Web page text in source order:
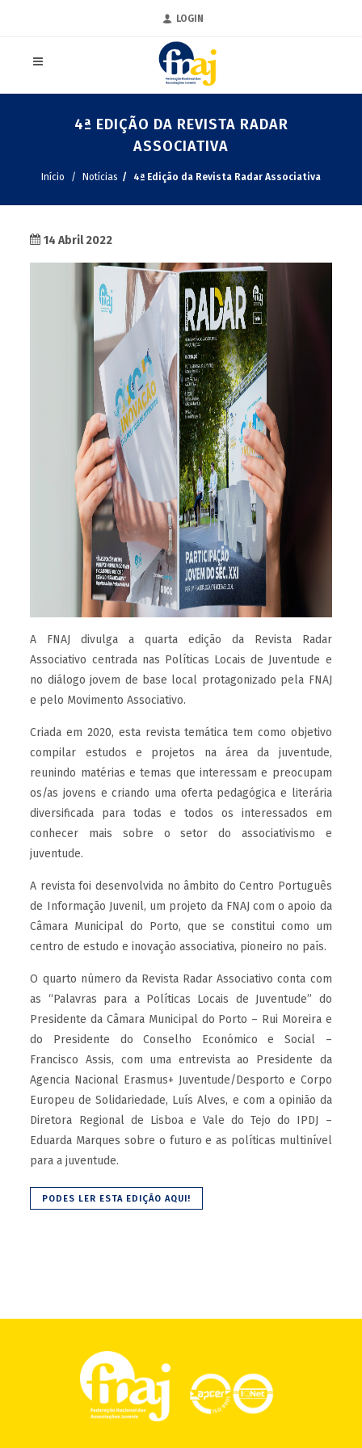
LOGIN
4ª EDIÇÃO DA REVISTA RADAR
ASSOCIATIVA
Início Notícias 4ª Edição da Revista Radar Associativa
14 Abril 2022
A FNAJ divulga a quarta edição da Revista Radar
Associativo centrada nas Políticas Locais de Juventude e
no diálogo jovem de base local protagonizado pela FNAJ
e pelo Movimento Associativo.
Criada em 2020, esta revista temática tem como objetivo
compilar estudos e projetos na área da juventude,
reunindo matérias e temas que interessam e preocupam
os/as jovens e criando uma oferta pedagógica e literária
diversificada para todas e todos os interessados em
conhecer mais sobre o setor do associativismo e
juventude.
A revista foi desenvolvida no âmbito do Centro Português
de Informação Juvenil, um projeto da FNAJ com o apoio da
Câmara Municipal do Porto, que se constitui como um
centro de estudo e inovação associativa, pioneiro no país.
O quarto número da Revista Radar Associativo conta com
as “Palavras para a Políticas Locais de Juventude” do
Presidente da Câmara Municipal do Porto – Rui Moreira e
do Presidente do Conselho Económico e Social –
Francisco Assis, com uma entrevista ao Presidente da
Agencia Nacional Erasmus+ Juventude/Desporto e Corpo
Europeu de Solidariedade, Luís Alves, e com a opinião da
Diretora Regional de Lisboa e Vale do Tejo do IPDJ –
Eduarda Marques sobre o futuro e as políticas multinível
para a juventude.
PODES LER ESTA EDIÇÃO AQUI!